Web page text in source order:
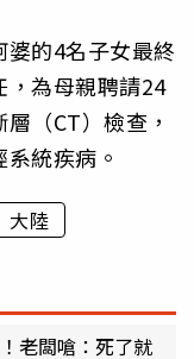
的4名子女最終
，為母親聘請24
（CT）檢查，
統疾病。
大陸
老闆嗆：死了就